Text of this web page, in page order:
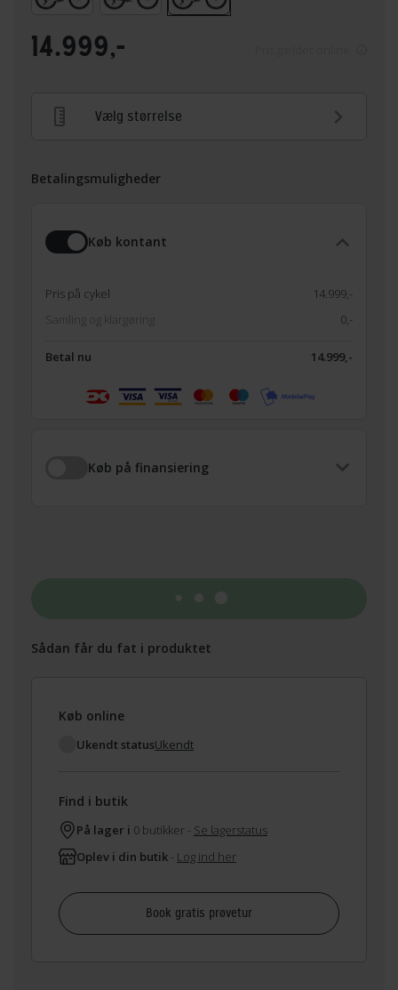
14.999,-
Vælg størrelse
Betalingsmuligheder
Køb kontant
Pris på cykel
14.999,-
Samling og klargøring
0,-
Betal nu 14.999,-
Køb på finansiering
Sådan får du fat i produktet
Køb online
Ukendt statusUkendt
Find i butik
På lager i 0 butikker - Se lagerstatus
Oplev i din butik - Log ind her
Book gratis prøvetur